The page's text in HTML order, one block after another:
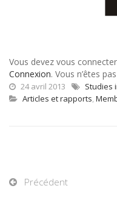
Vous devez vous
Connexion. Vous n’êtes
24 avril 2013
Studies
Articles et rapports,
Précédent